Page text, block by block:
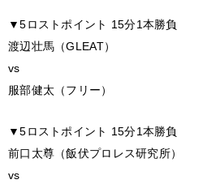
▼5ロストポイント 15分1本勝負
渡辺壮馬（GLEAT）
vs
服部健太（フリー）
▼5ロストポイント 15分1本勝負
前口太尊（飯伏プロレス研究所）
vs